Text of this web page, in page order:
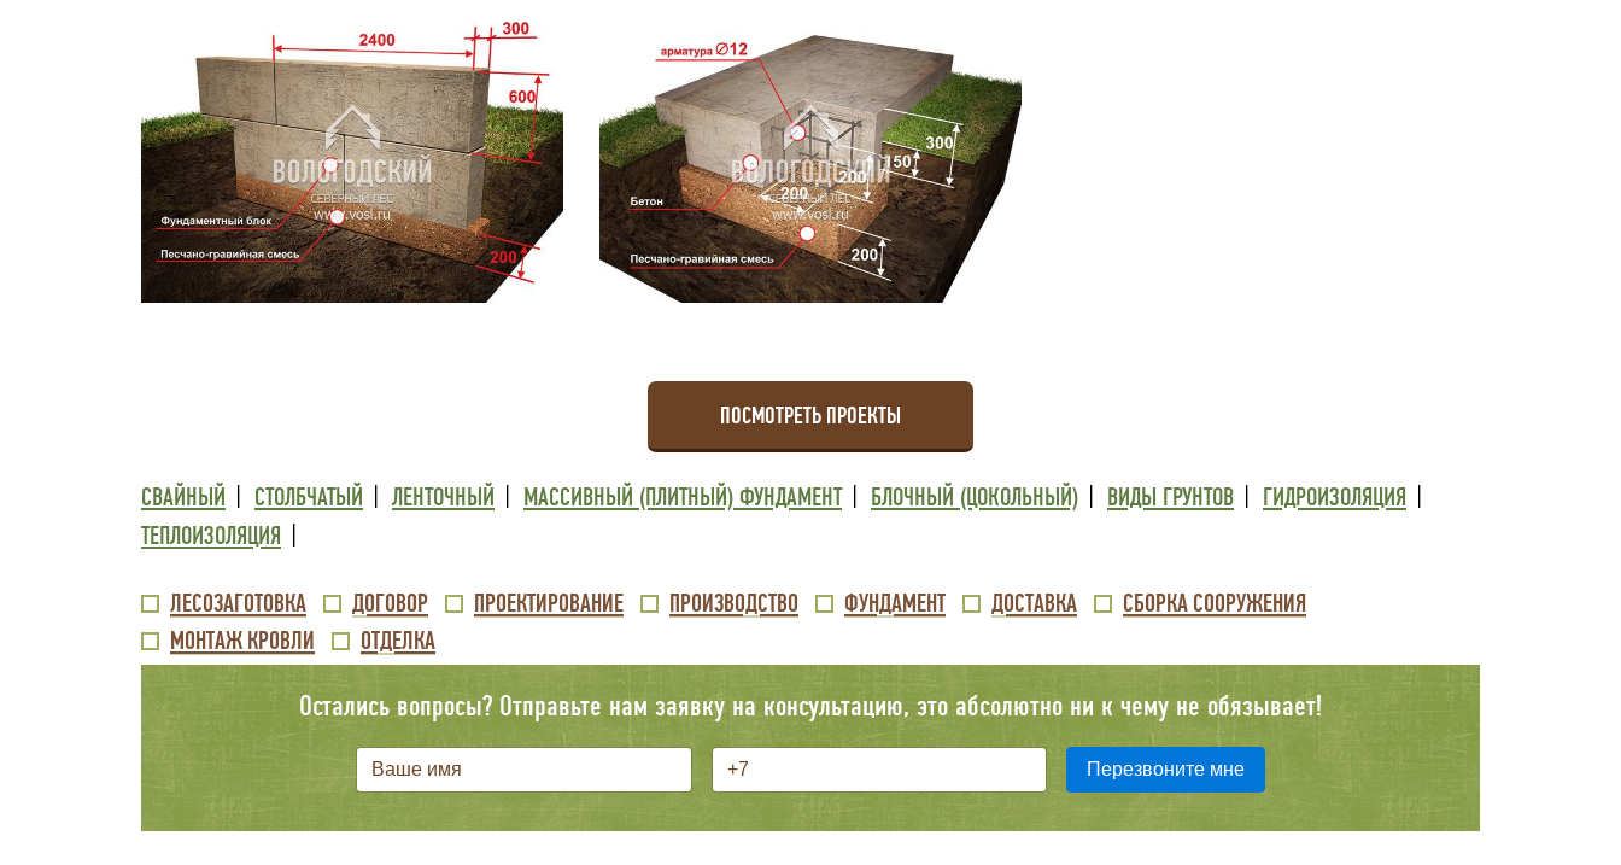
ПОСМОТРЕТЬ ПРОЕКТЫ
ТРЕТИЙ
УРОВЕНЬ
МЕНЮ
ВНИЗУ
СВАЙНЫЙ СТОЛБЧАТЫЙ ЛЕНТОЧНЫЙ МАССИВНЫЙ (ПЛИТНЫЙ) ФУНДАМЕНТ БЛОЧНЫЙ (ЦОКОЛЬНЫЙ) ВИДЫ ГРУНТОВ
ГИДРОИЗОЛЯЦИЯ
ТЕПЛОИЗОЛЯЦИЯ
ВТОРОЙ
УРОВЕНЬ
МЕНЮ
ЛЕСОЗАГОТОВКА ДОГОВОР ПРОЕКТИРОВАНИЕ ПРОИЗВОДСТВО ФУНДАМЕНТ ДОСТАВКА
СБОРКА СООРУЖЕНИЯ
МОНТАЖ КРОВЛИ
ОТДЕЛКА
Остались вопросы? Отправьте нам заявку на консультацию, это абсолютно ни к чему не обязывает!